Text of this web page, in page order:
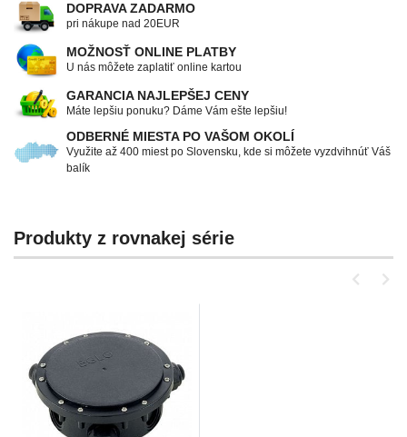
DOPRAVA ZADARMO
pri nákupe nad 20EUR
MOŽNOSŤ ONLINE PLATBY
U nás môžete zaplatiť online kartou
GARANCIA NAJLEPŠEJ CENY
Máte lepšiu ponuku? Dáme Vám ešte lepšiu!
ODBERNÉ MIESTA PO VAŠOM OKOLÍ
Využite až 400 miest po Slovensku, kde si môžete vyzdvihnúť Váš
balík
Produkty z rovnakej série